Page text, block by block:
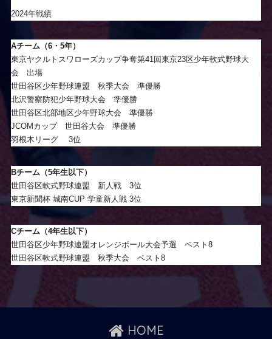
2024年戦績
Aチーム（6・5年）
東京ヤクルトスワローズカップ争奪第41回東京23区少年軟式野球大
会 出場
世田谷区少年野球連盟 秋季大会 準優勝
北沢警察防犯少年野球大会 準優勝
世田谷区北部地区少年野球大会 準優勝
JCOMカップ 世田谷大会 準優勝
羽根木リーグ 3位
Bチーム（5年生以下）
世田谷区軟式野球連盟 新人戦 3位
東京新聞杯 城南CUP 学童新人戦 3位
Cチーム（4年生以下）
世田谷区少年野球連盟オレンジボール大会予選 ベスト8
世田谷区軟式野球連盟 秋季大会 ベスト8
HOME